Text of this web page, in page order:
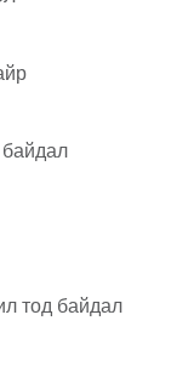
тод байдал